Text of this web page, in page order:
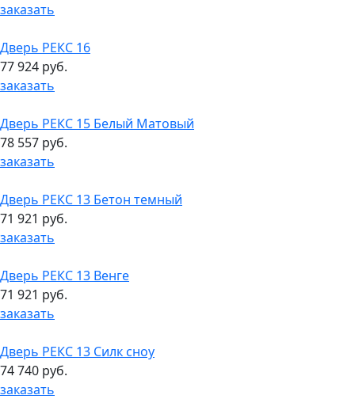
заказать
Дверь РЕКС 16
77 924 руб.
заказать
Дверь РЕКС 15 Белый Матовый
78 557 руб.
заказать
Дверь РЕКС 13 Бетон темный
71 921 руб.
заказать
Дверь РЕКС 13 Венге
71 921 руб.
заказать
Дверь РЕКС 13 Силк сноу
74 740 руб.
заказать